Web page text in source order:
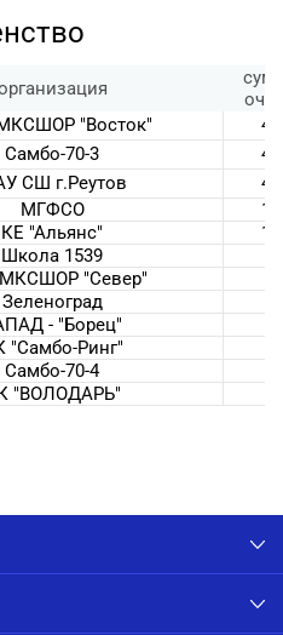
"Восток"
45
Самбо-70-3
44
СШ г.Реутов
42
МГФСО 18
КЕ "Альянс" 11
Школа 1539
"Север"
Зеленоград
- "Борец"
"Самбо-Ринг"
Самбо-70-4
"ВОЛОДАРЬ"